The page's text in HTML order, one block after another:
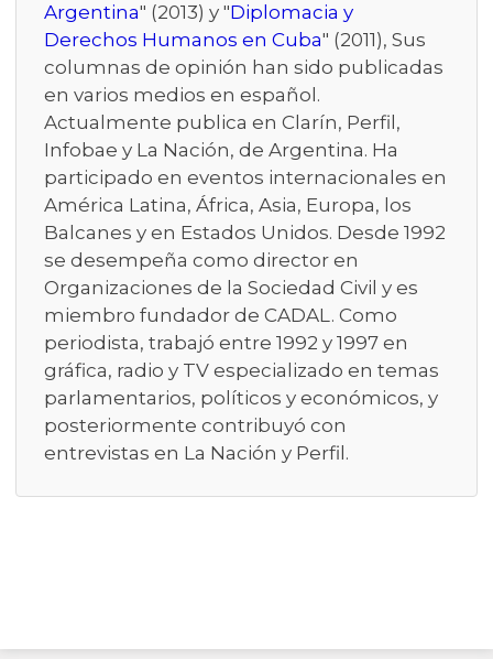
Argentina" (2013) y "Diplomacia y
Derechos Humanos en Cuba" (2011), Sus
columnas de opinión han sido publicadas
en varios medios en español.
Actualmente publica en Clarín, Perfil,
Infobae y La Nación, de Argentina. Ha
participado en eventos internacionales en
América Latina, África, Asia, Europa, los
Balcanes y en Estados Unidos. Desde 1992
se desempeña como director en
Organizaciones de la Sociedad Civil y es
miembro fundador de CADAL. Como
periodista, trabajó entre 1992 y 1997 en
gráfica, radio y TV especializado en temas
parlamentarios, políticos y económicos, y
posteriormente contribuyó con
entrevistas en La Nación y Perfil.